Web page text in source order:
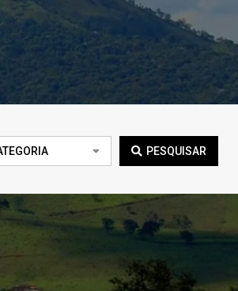
PESQUISAR